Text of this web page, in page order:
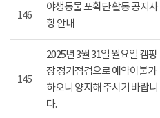
146
야생동물 포획단 활동 공지사
항 안내
145
2025년 3월 31일 월요일 캠핑
장 정기점검으로 예약이불가
하오니 양지해 주시기 바랍니
다.